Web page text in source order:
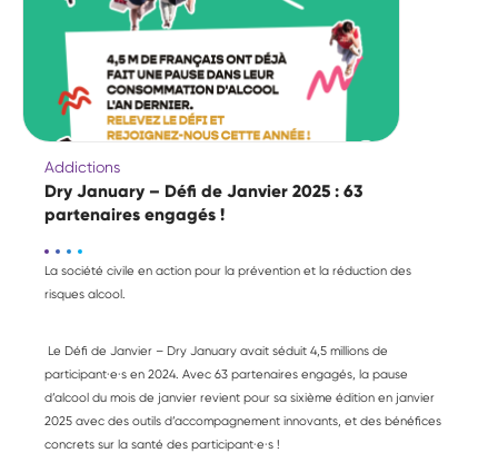
Addictions
Dry January – Défi de Janvier 2025 : 63
partenaires engagés !
La société civile en action pour la prévention et la réduction des
risques alcool.
Le Défi de Janvier – Dry January avait séduit 4,5 millions de
participant·e·s en 2024. Avec 63 partenaires engagés, la pause
d’alcool du mois de janvier revient pour sa sixième édition en janvier
2025 avec des outils d’accompagnement innovants, et des bénéfices
concrets sur la santé des participant·e·s !